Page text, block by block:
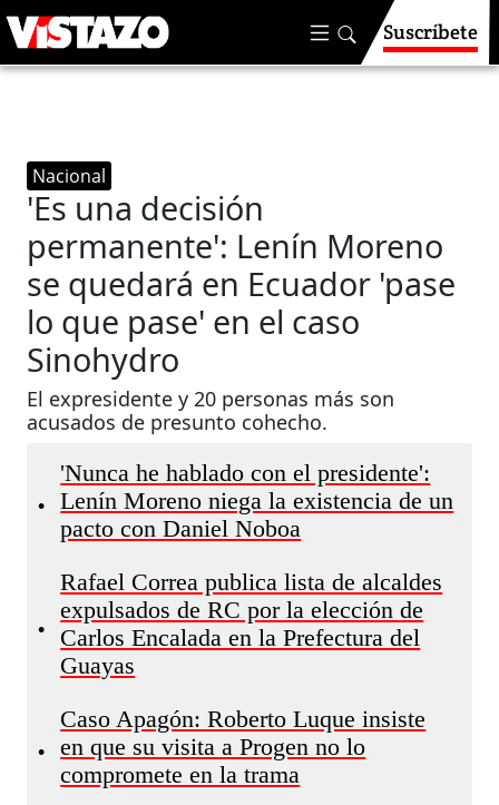
Suscríbete
Nacional
'Es una decisión
permanente': Lenín Moreno
se quedará en Ecuador 'pase
lo que pase' en el caso
Sinohydro
El expresidente y 20 personas más son
acusados de presunto cohecho.
•
'Nunca he hablado con el presidente':
Lenín Moreno niega la existencia de un
pacto con Daniel Noboa
•
Rafael Correa publica lista de alcaldes
expulsados de RC por la elección de
Carlos Encalada en la Prefectura del
Guayas
•
Caso Apagón: Roberto Luque insiste
en que su visita a Progen no lo
compromete en la trama